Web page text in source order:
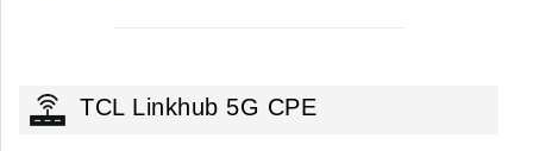
TCL Linkhub 5G CPE